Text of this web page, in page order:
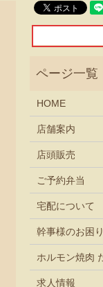
HOME
店舗案内
店頭販売
ご予約弁当
宅配について
幹事様のお困
ホルモン焼肉
求人情報